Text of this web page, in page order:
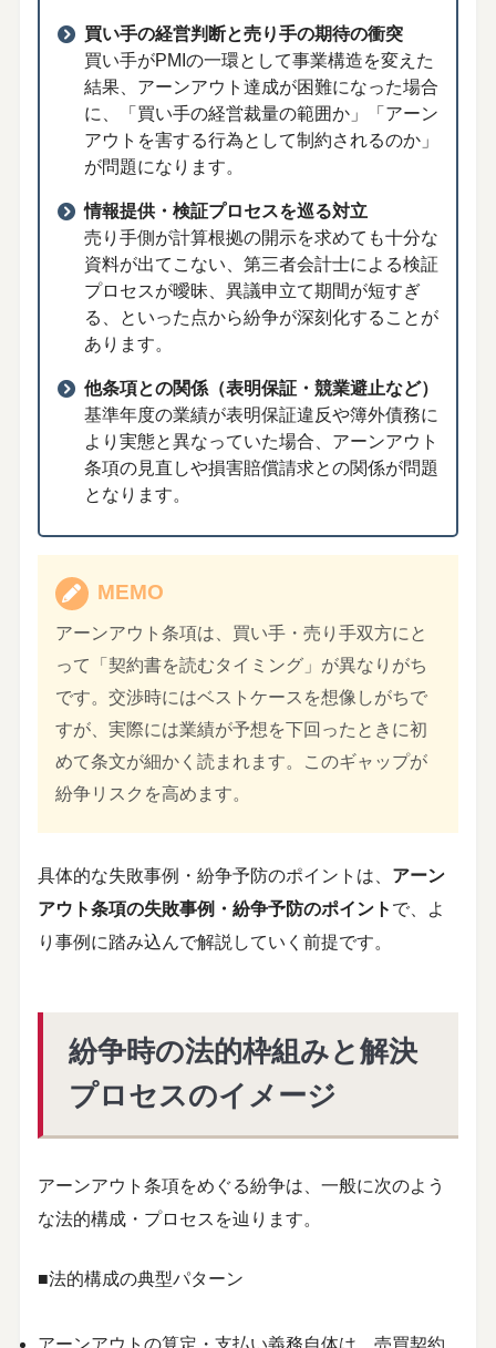
買い手の経営判断と売り手の期待の衝突
買い手がPMIの一環として事業構造を変えた
結果、アーンアウト達成が困難になった場合
に、「買い手の経営裁量の範囲か」「アーン
アウトを害する行為として制約されるのか」
が問題になります。
情報提供・検証プロセスを巡る対立
売り手側が計算根拠の開示を求めても十分な
資料が出てこない、第三者会計士による検証
プロセスが曖昧、異議申立て期間が短すぎ
る、といった点から紛争が深刻化することが
あります。
他条項との関係（表明保証・競業避止など）
基準年度の業績が表明保証違反や簿外債務に
より実態と異なっていた場合、アーンアウト
条項の見直しや損害賠償請求との関係が問題
となります。
MEMO
アーンアウト条項は、買い手・売り手双方にと
って「契約書を読むタイミング」が異なりがち
です。交渉時にはベストケースを想像しがちで
すが、実際には業績が予想を下回ったときに初
めて条文が細かく読まれます。このギャップが
紛争リスクを高めます。
具体的な失敗事例・紛争予防のポイントは、 アーン
アウト条項の失敗事例・紛争予防のポイント で、よ
り事例に踏み込んで解説していく前提です。
紛争時の法的枠組みと解決
プロセスのイメージ
アーンアウト条項をめぐる紛争は、一般に次のよう
な法的構成・プロセスを辿ります。
■法的構成の典型パターン